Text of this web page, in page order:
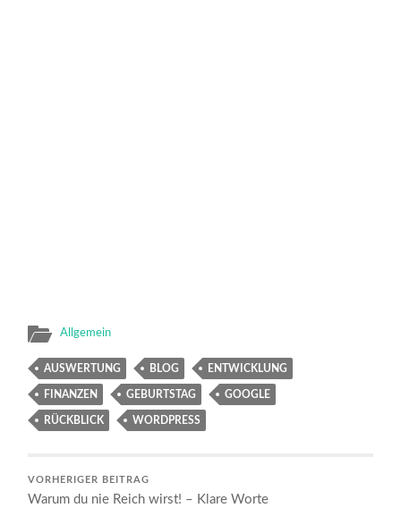
Allgemein
AUSWERTUNG BLOG ENTWICKLUNG
FINANZEN GEBURTSTAG GOOGLE
RÜCKBLICK WORDPRESS
VORHERIGER BEITRAG
Warum du nie Reich wirst! – Klare Worte